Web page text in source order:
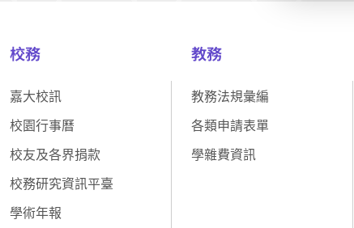
校務
嘉大校訊
校園行事曆
校友及各界捐款
校務研究資訊平臺
學術年報
教務
教務法規彙編
各類申請表單
學雜費資訊